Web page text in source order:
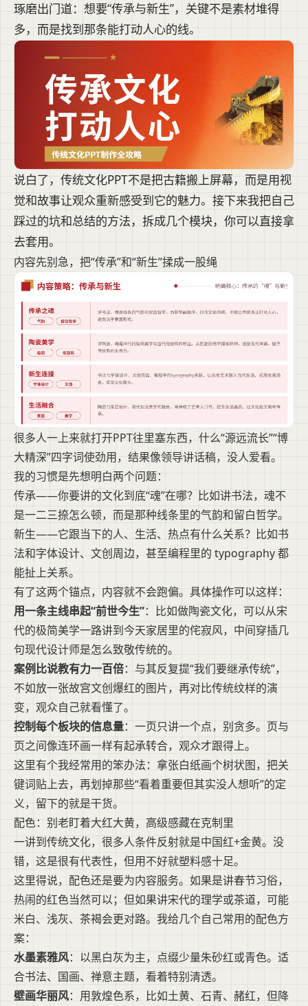
琢磨出门道：想要“传承与新生”，关键不是素材堆得
多，而是找到那条能打动人心的线。
说白了，传统文化PPT不是把古籍搬上屏幕，而是用视
觉和故事让观众重新感受到它的魅力。接下来我把自己
踩过的坑和总结的方法，拆成几个模块，你可以直接拿
去套用。
内容先别急，把“传承”和“新生”揉成一股绳
很多人一上来就打开PPT往里塞东西，什么“源远流长”“博
大精深”四字词使劲用，结果像领导讲话稿，没人爱看。
我的习惯是先想明白两个问题：
传承——你要讲的文化到底“魂”在哪？比如讲书法，魂不
是一二三捺怎么顿，而是那种线条里的气韵和留白哲学。
新生——它跟当下的人、生活、热点有什么关系？比如书
法和字体设计、文创周边，甚至编程里的 typography 都
能扯上关系。
有了这两个锚点，内容就不会跑偏。具体操作可以这样：
用一条主线串起“前世今生”：比如做陶瓷文化，可以从宋
代的极简美学一路讲到今天家居里的侘寂风，中间穿插几
句现代设计师是怎么致敬传统的。
案例比说教有力一百倍：与其反复提“我们要继承传统”，
不如放一张故宫文创爆红的图片，再对比传统纹样的演
变，观众自己就看懂了。
控制每个板块的信息量：一页只讲一个点，别贪多。页与
页之间像连环画一样有起承转合，观众才跟得上。
这里有个我经常用的笨办法：拿张白纸画个树状图，把关
键词贴上去，再划掉那些“看着重要但其实没人想听”的定
义，留下的就是干货。
配色：别老盯着大红大黄，高级感藏在克制里
一讲到传统文化，很多人条件反射就是中国红+金黄。没
错，这是很有代表性，但用不好就塑料感十足。
这里得说，配色还是要为内容服务。如果是讲春节习俗，
热闹的红色当然可以；但如果讲宋代的理学或茶道，可能
米白、浅灰、茶褐会更对路。我给几个自己常用的配色方
案：
水墨素雅风：以黑白灰为主，点缀少量朱砂红或青色。适
合书法、国画、禅意主题，看着特别清透。
壁画华丽风：用敦煌色系，比如土黄、石青、赭红，但降